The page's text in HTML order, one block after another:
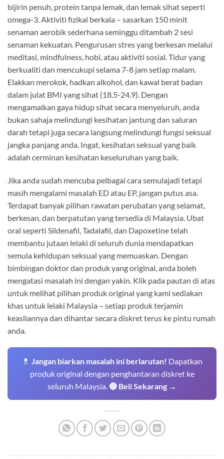
bijirin penuh, protein tanpa lemak, dan lemak sihat seperti
omega-3. Aktiviti fizikal berkala – sasarkan 150 minit
senaman aerobik sederhana seminggu ditambah 2 sesi
senaman kekuatan. Pengurusan stres yang berkesan melalui
meditasi, mindfulness, hobi, atau aktiviti sosial. Tidur yang
berkualiti dan mencukupi selama 7-8 jam setiap malam.
Elakkan merokok, hadkan alkohol, dan kawal berat badan
dalam julat BMI yang sihat (18.5-24.9). Dengan
mengamalkan gaya hidup sihat secara menyeluruh, anda
bukan sahaja melindungi kesihatan jantung dan saluran
darah tetapi juga secara langsung melindungi fungsi seksual
jangka panjang anda. Ingat, kesihatan seksual yang baik
adalah cerminan kesihatan keseluruhan yang baik.
Jika anda sudah mencuba pelbagai cara semulajadi tetapi
masih mengalami masalah ED atau EP, jangan putus asa.
Terdapat banyak pilihan rawatan perubatan yang selamat,
berkesan, dan berpatutan yang tersedia di Malaysia. Ubat
oral seperti Sildenafil, Tadalafil, dan Dapoxetine telah
membantu jutaan lelaki di seluruh dunia mendapatkan
semula kehidupan seksual yang memuaskan. Dengan
bimbingan doktor dan produk yang original, anda boleh
mengatasi masalah ini dengan yakin. Klik pada pautan di atas
untuk melihat pilihan produk original yang kami sediakan
khas untuk lelaki Malaysia – setiap produk terjamin
keasliannya dan dihantar secara diskret terus ke pintu rumah
anda.
💊 Jangan biarkan masalah ini berlarutan! Dapatkan
produk original dengan penghantaran diskret ke
seluruh Malaysia. 🔵 Beli Sekarang →